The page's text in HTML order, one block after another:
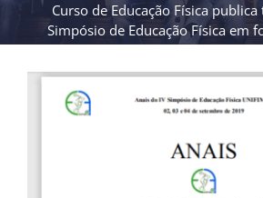
Curso de Educação Física
Simpósio de Educação Física em
View
Larger